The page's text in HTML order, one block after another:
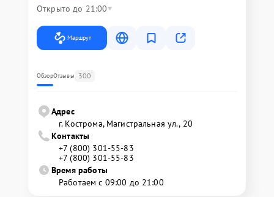
Открыто до 21:00
Маршрут
ОбзорОтзывы 300
Адрес
г. Кострома, Магистральная ул., 20
Контакты
+7 (800) 301-55-83
+7 (800) 301-55-83
Время работы
Работаем с 09:00 до 21:00